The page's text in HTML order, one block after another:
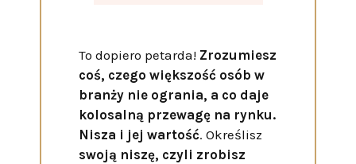
To dopiero petarda! Zrozumiesz
coś, czego większość osób w
branży nie ogrania, a co daje
kolosalną przewagę na rynku.
Nisza i jej wartość. Określisz
swoją niszę, czyli zrobisz